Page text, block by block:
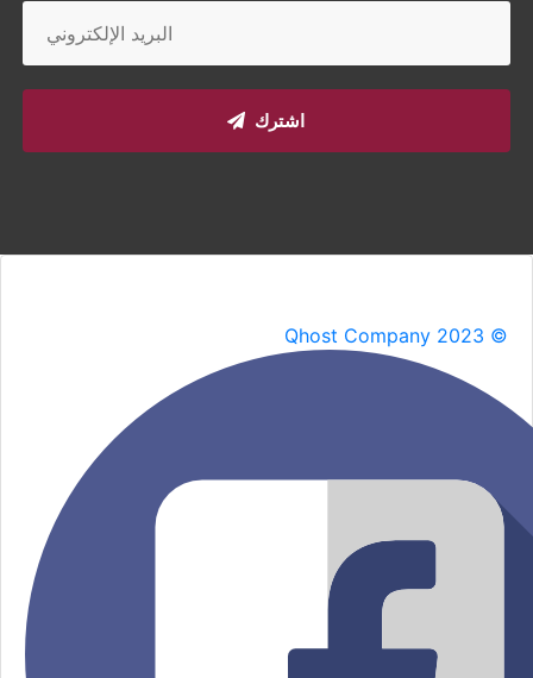
اشترك
Qhost Company 2023 ©